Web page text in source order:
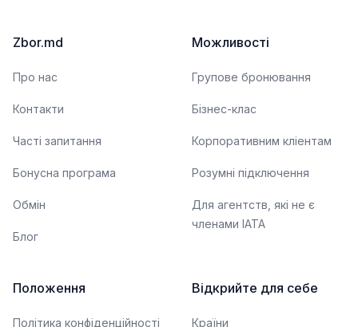
Zbor.md
Про нас
Контакти
Часті запитання
Бонусна програма
Обмін
Блог
Можливості
Групове бронювання
Бізнес-клас
Корпоративним кліентам
Розумні підключення
Для агентств, які не є
членами IATA
Положення
Політика конфіденційності
Відкрийте для себе
Країни